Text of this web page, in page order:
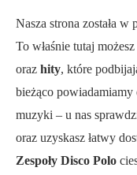
Nasza strona została w
To właśnie tutaj
oraz hity, które
bieżąco
muzyki – u nas
oraz uzyskasz łatwy
Zespoły Disco Polo